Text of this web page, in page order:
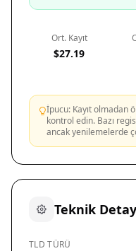
Ort. Kayıt
$27.19
İpucu: Kayıt olmadan
kontrol edin. Bazı
ancak yenilemelerde
Teknik
TLD TÜRÜ